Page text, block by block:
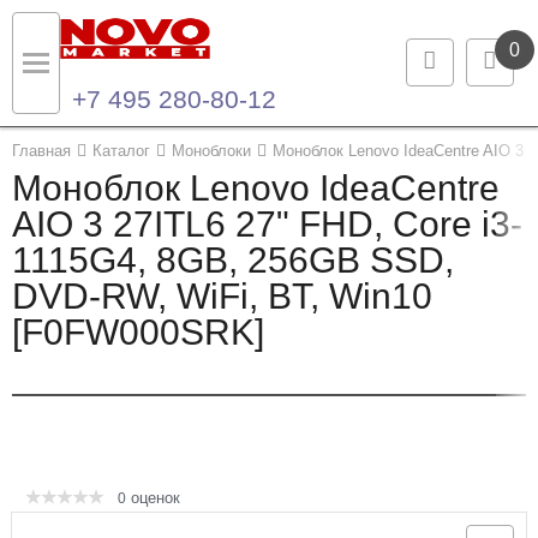
0
+7 495 280-80-12
Главная Каталог Моноблоки Моноблок Lenovo IdeaCentre AIO 3
Моноблок Lenovo IdeaCentre
AIO 3 27ITL6 27" FHD, Core i3-
1115G4, 8GB, 256GB SSD,
DVD-RW, WiFi, BT, Win10
[F0FW000SRK]
0 оценок
Назад
Каталог продукции
Ноутбуки и ультрабуки
Компьютеры
Назад
Контакты
Контактная информация